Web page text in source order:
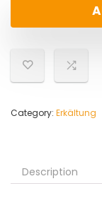
Category: Erkältung
Description